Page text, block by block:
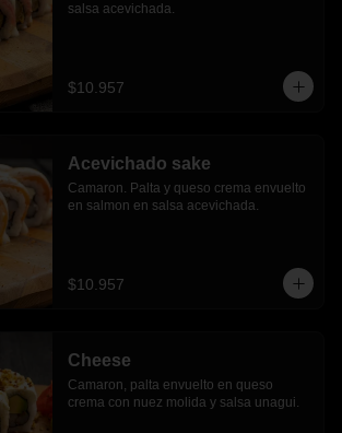
salsa acevichada.
$10.957
Acevichado sake
Camaron. Palta y queso crema envuelto
en salmon en salsa acevichada.
$10.957
Cheese
Camaron, palta envuelto en queso
crema con nuez molida y salsa unagui.